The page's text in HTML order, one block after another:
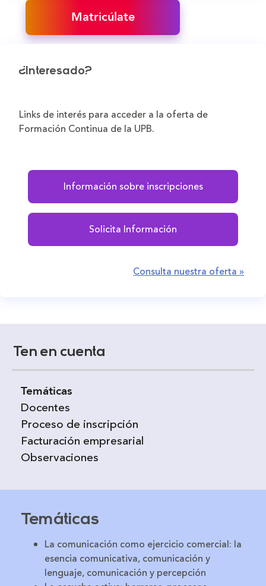
Matricúlate
¿Interesado?
Links de interés para acceder a la oferta de
Formación Continua de la UPB.
Información sobre inscripciones
Solicita Información
Consulta nuestra oferta »
Ten en cuenta
Temáticas
Docentes
Proceso de inscripción
Facturación empresarial
Observaciones
Temáticas
La comunicación como ejercicio comercial: la
esencia comunicativa, comunicación y
lenguaje, comunicación y percepción